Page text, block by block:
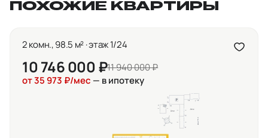
ПОХОЖИЕ КВАРТИРЫ
2 комн., 98.5 м² · этаж 1/24
10 746 000 ₽11 940 000 ₽
от 35 973 ₽/мес — в ипотеку